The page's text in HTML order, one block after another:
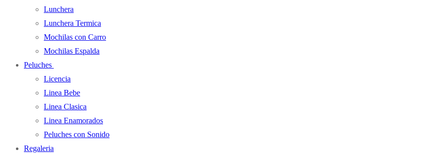
Lunchera
Lunchera Termica
Mochilas con Carro
Mochilas Espalda
Peluches
Licencia
Linea Bebe
Linea Clasica
Linea Enamorados
Peluches con Sonido
Regaleria